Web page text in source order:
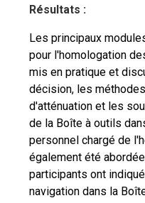
Résultats :
Les principaux
pour l'homologation
mis en pratique et
décision, les
d'atténuation et les
de la Boîte à outils
personnel chargé de
également été
participants ont
navigation dans la